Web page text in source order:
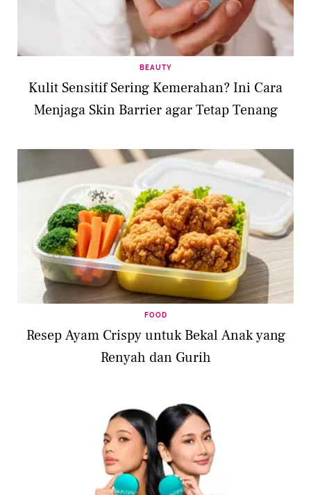
BEAUTY
Kulit Sensitif Sering Kemerahan? Ini Cara
Menjaga Skin Barrier agar Tetap Tenang
FOOD
Resep Ayam Crispy untuk Bekal Anak yang
Renyah dan Gurih